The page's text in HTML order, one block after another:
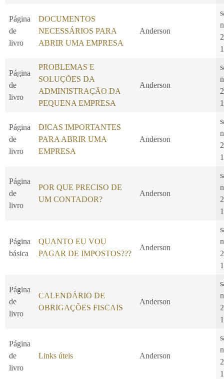
Página
de
livro
DOCUMENTOS
NECESSÁRIOS PARA
ABRIR UMA EMPRESA
Anderson
Página
de
livro
PROBLEMAS E
SOLUÇÕES DA
ADMINISTRAÇÃO DA
PEQUENA EMPRESA
Anderson
Página
de
livro
DICAS IMPORTANTES
PARA ABRIR UMA
EMPRESA
Anderson
Página
de
livro
POR QUE PRECISO DE
UM CONTADOR?
Anderson
Página
básica
QUANTO EU VOU
PAGAR DE IMPOSTOS???
Anderson
Página
de
livro
CALENDÁRIO DE
OBRIGAÇÕES FISCAIS
Anderson
Página
de
livro
Links úteis Anderson